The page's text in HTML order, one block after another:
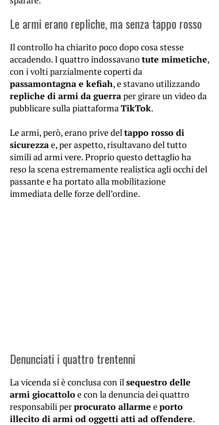
Le armi erano repliche, ma senza tappo rosso
Il controllo ha chiarito poco dopo cosa stesse
accadendo. I quattro indossavanotute mimetiche,
con i volti parzialmente coperti da
passamontagna e kefiah, e stavano utilizzando
repliche di armi da guerraper girare un video da
pubblicare sulla piattaforma TikTok.
Le armi, però, erano prive del tappo rosso di
sicurezzae, per aspetto, risultavano del tutto
simili ad armi vere. Proprio questo dettaglio ha
reso la scena estremamente realistica agli occhi del
passante e ha portato alla mobilitazione
immediata delle forze dell’ordine.
Denunciati i quattro trentenni
La vicenda si è conclusa con il sequestro delle
armi giocattoloe con la denuncia dei quattro
responsabili perprocurato allarme eporto
illecito di armi od oggetti atti ad offendere.